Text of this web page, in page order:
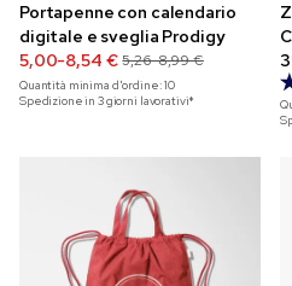
Portapenne con calendario
digitale e sveglia Prodigy
5,00-8,54 € 5,26-8,99 €
Quantità minima d'ordine:10
Spedizione in 3 giorni lavorativi*